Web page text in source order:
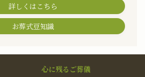
詳しくはこちら
お葬式豆知識
心に残るご葬儀